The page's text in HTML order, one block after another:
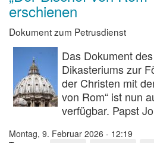
erschienen
Dokument zum Petrusdienst
Das Dokument
Dikasteriums zur
der Christen mit
von Rom“ ist nun
verfügbar. Papst
Montag, 9. Februar 2026 - 12:19